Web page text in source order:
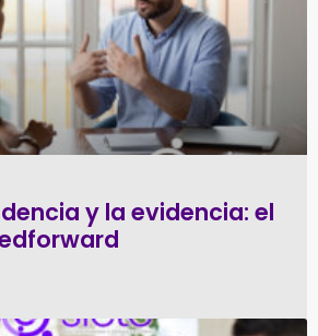
y la evidencia: el